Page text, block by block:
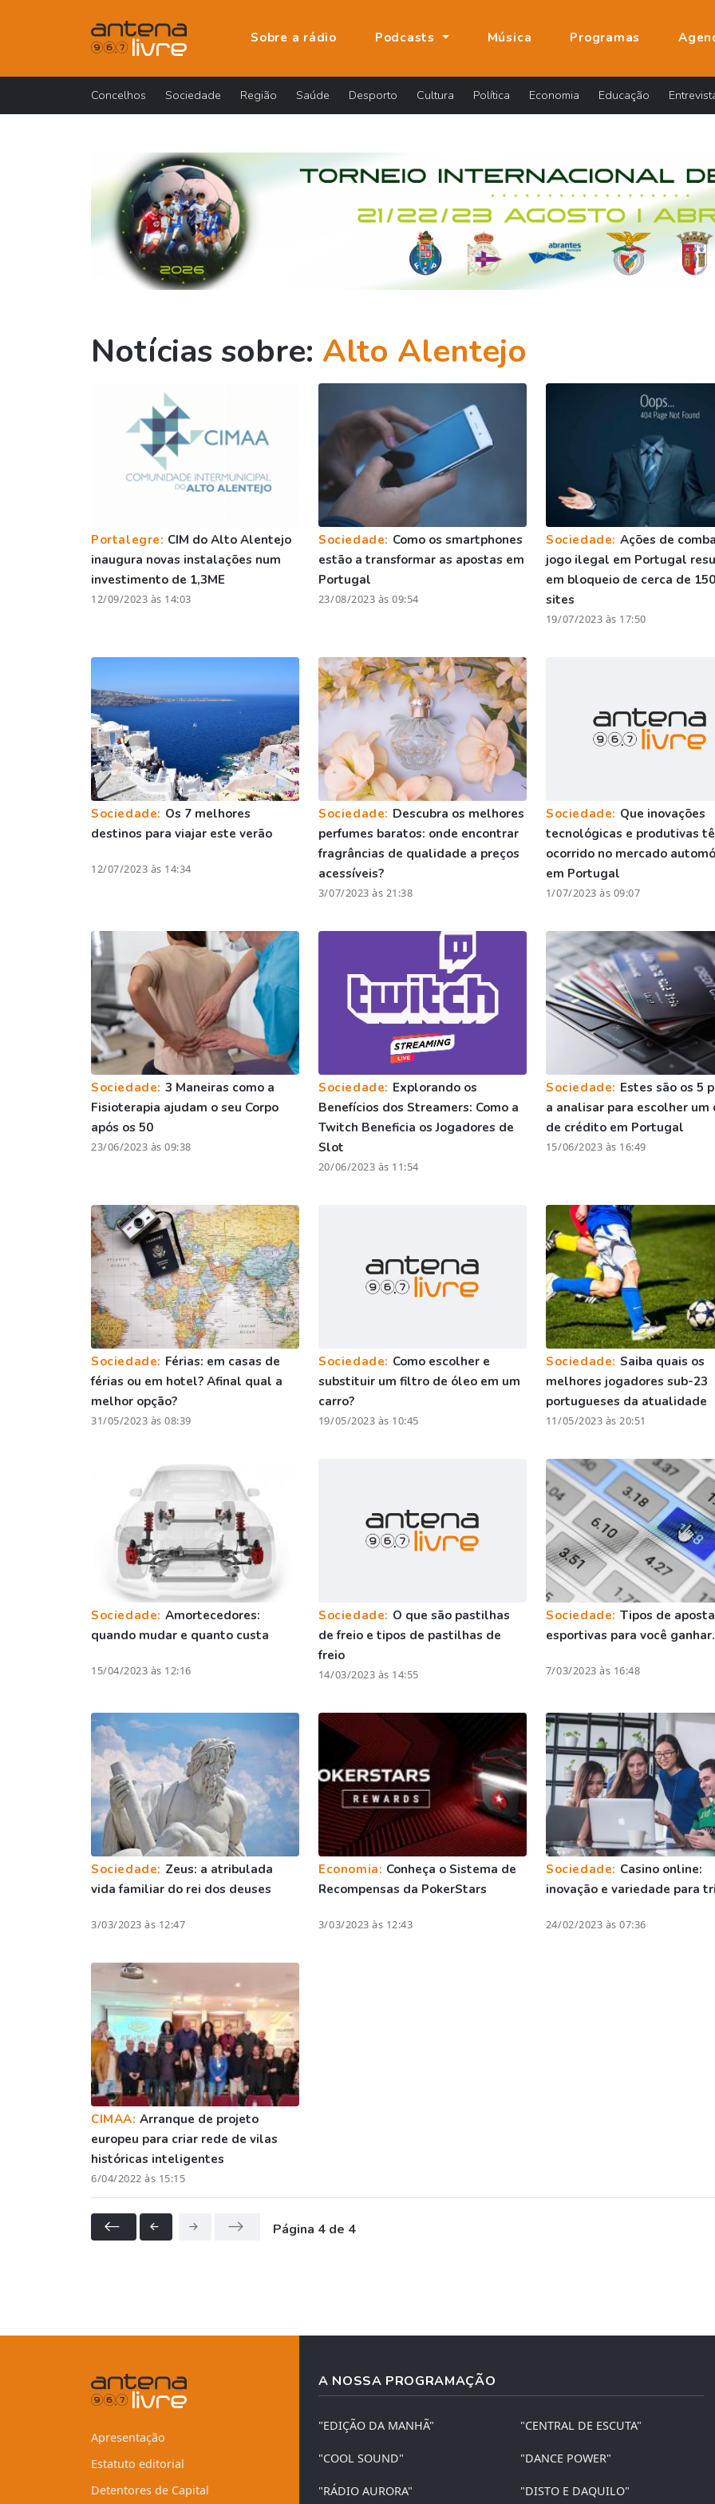
Sobre a rádio Podcasts Música Programas
Concelhos Sociedade Região Saúde Desporto Cultura Política Economia Educação
Notícias sobre: Alto Alentejo
Portalegre: CIM do Alto Alentejo
inaugura novas instalações num
investimento de 1,3ME
12/09/2023 às 14:03
Sociedade: Como os smartphones
estão a transformar as apostas em
Portugal
23/08/2023 às 09:54
Sociedade: Ações de
jogo ilegal em Portugal
em bloqueio de cerca de
sites
19/07/2023 às 17:50
Sociedade: Os 7 melhores
destinos para viajar este verão
12/07/2023 às 14:34
Sociedade: Descubra os melhores
perfumes baratos: onde encontrar
fragrâncias de qualidade a preços
acessíveis?
3/07/2023 às 21:38
Sociedade: Que inovações
tecnológicas e produtivas
ocorrido no mercado
em Portugal
1/07/2023 às 09:07
Sociedade: 3 Maneiras como a
Fisioterapia ajudam o seu Corpo
após os 50
23/06/2023 às 09:38
Sociedade: Explorando os
Benefícios dos Streamers: Como a
Twitch Beneficia os Jogadores de
Slot
20/06/2023 às 11:54
Sociedade: Estes são os 5
a analisar para escolher um
de crédito em Portugal
15/06/2023 às 16:49
Sociedade: Férias: em casas de
férias ou em hotel? Afinal qual a
melhor opção?
31/05/2023 às 08:39
Sociedade: Como escolher e
substituir um filtro de óleo em um
carro?
19/05/2023 às 10:45
Sociedade: Saiba quais os
melhores jogadores sub-23
portugueses da atualidade
11/05/2023 às 20:51
Sociedade: Amortecedores:
quando mudar e quanto custa
15/04/2023 às 12:16
Sociedade: O que são pastilhas
de freio e tipos de pastilhas de
freio
14/03/2023 às 14:55
Sociedade: Tipos de
esportivas para você ganhar.
7/03/2023 às 16:48
Sociedade: Zeus: a atribulada
vida familiar do rei dos deuses
3/03/2023 às 12:47
Economia: Conheça o Sistema de
Recompensas da PokerStars
3/03/2023 às 12:43
Sociedade: Casino online:
inovação e variedade para
24/02/2023 às 07:36
CIMAA:Arranque de projeto
europeu para criar rede de vilas
históricas inteligentes
6/04/2022 às 15:15
Página 4 de 4
Apresentação
Estatuto editorial
Detentores de Capital
A NOSSA PROGRAMAÇÃO
"EDIÇÃO DA MANHÃ" "CENTRAL DE ESCUTA"
"COOL SOUND" "DANCE POWER"
"RÁDIO AURORA" "DISTO E DAQUILO"